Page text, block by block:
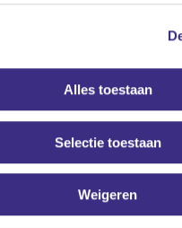
Alles toestaan
Selectie toestaan
Weigeren
medewerker -
een warme en stabiele
groeien in